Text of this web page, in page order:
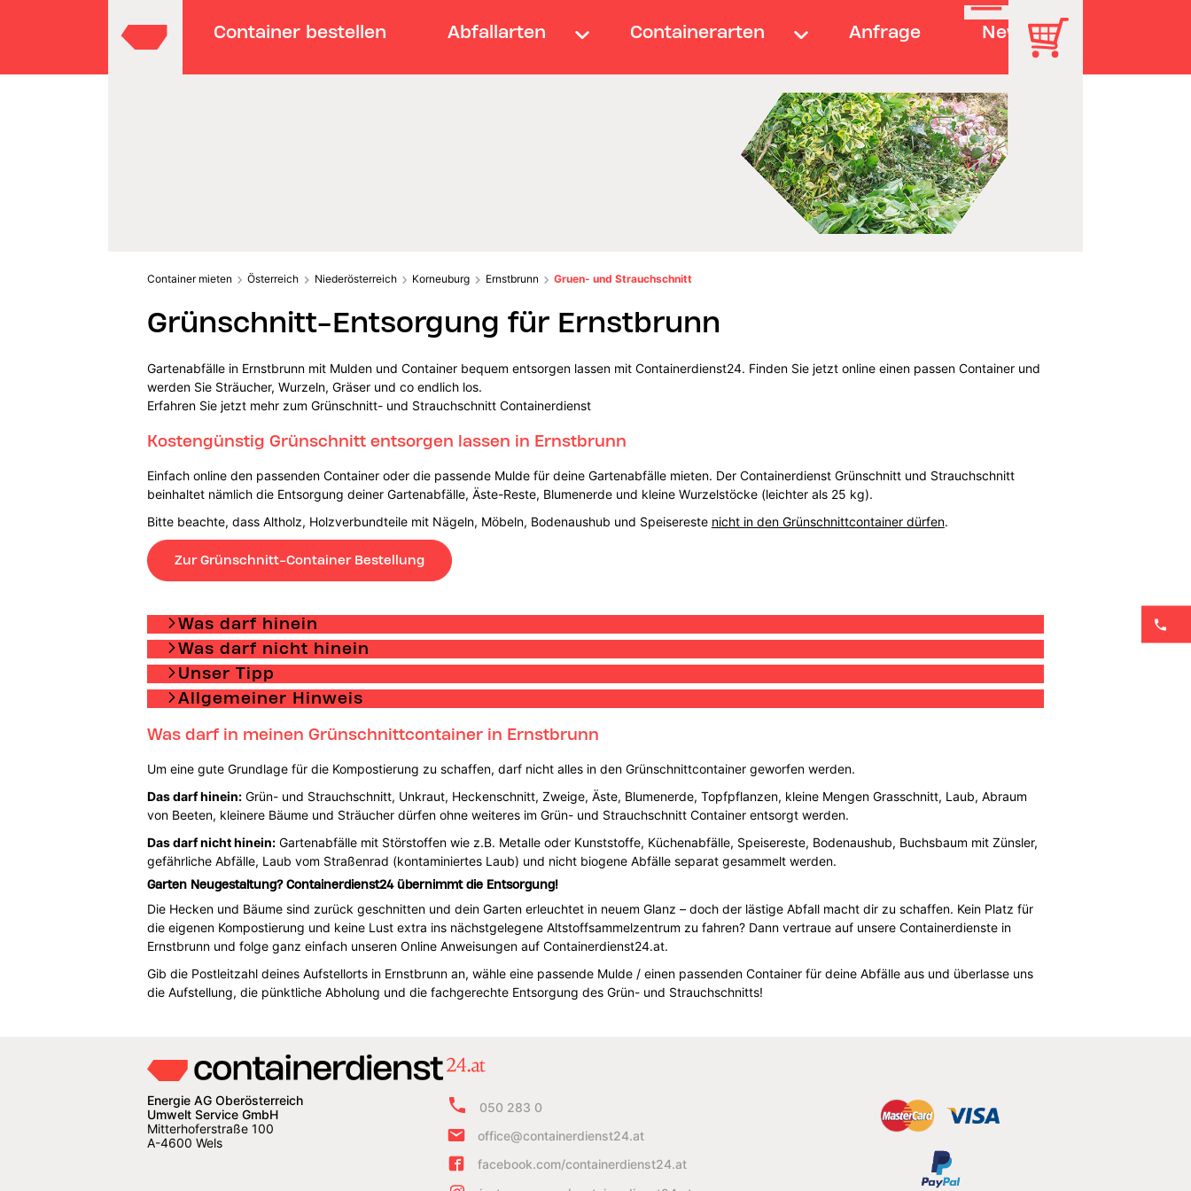
Container bestellen Abfallarten Containerarten Anfrage News
Container mieten Österreich Niederösterreich Korneuburg Ernstbrunn Gruen- und Strauchschnitt
Grünschnitt-Entsorgung für Ernstbrunn
Gartenabfälle in Ernstbrunn mit Mulden und Container bequem entsorgen lassen mit Containerdienst24. Finden Sie jetzt online einen passen Container und
werden Sie Sträucher, Wurzeln, Gräser und co endlich los.
Erfahren Sie jetzt mehr zum Grünschnitt- und Strauchschnitt Containerdienst
Kostengünstig Grünschnitt entsorgen lassen in Ernstbrunn
Einfach online den passenden Container oder die passende Mulde für deine Gartenabfälle mieten. Der Containerdienst Grünschnitt und Strauchschnitt
beinhaltet nämlich die Entsorgung deiner Gartenabfälle, Äste-Reste, Blumenerde und kleine Wurzelstöcke (leichter als 25 kg).
Bitte beachte, dass Altholz, Holzverbundteile mit Nägeln, Möbeln, Bodenaushub und Speisereste nicht in den Grünschnittcontainer dürfen.
Zur Grünschnitt-Container Bestellung
Was darf hinein
Was darf nicht hinein
Unser Tipp
Allgemeiner Hinweis
Was darf in meinen Grünschnittcontainer in Ernstbrunn
Um eine gute Grundlage für die Kompostierung zu schaffen, darf nicht alles in den Grünschnittcontainer geworfen werden.
Das darf hinein:Grün- und Strauchschnitt, Unkraut, Heckenschnitt, Zweige, Äste, Blumenerde, Topfpflanzen, kleine Mengen Grasschnitt, Laub, Abraum
von Beeten, kleinere Bäume und Sträucher dürfen ohne weiteres im Grün- und Strauchschnitt Container entsorgt werden.
Das darf nicht hinein:Gartenabfälle mit Störstoffen wie z.B. Metalle oder Kunststoffe, Küchenabfälle, Speisereste, Bodenaushub, Buchsbaum mit Zünsler,
gefährliche Abfälle, Laub vom Straßenrad (kontaminiertes Laub) und nicht biogene Abfälle separat gesammelt werden.
Garten Neugestaltung? Containerdienst24 übernimmt die Entsorgung!
Die Hecken und Bäume sind zurück geschnitten und dein Garten erleuchtet in neuem Glanz – doch der lästige Abfall macht dir zu schaffen. Kein Platz für
die eigenen Kompostierung und keine Lust extra ins nächstgelegene Altstoffsammelzentrum zu fahren? Dann vertraue auf unsere Containerdienste in
Ernstbrunn und folge ganz einfach unseren Online Anweisungen auf Containerdienst24.at.
Gib die Postleitzahl deines Aufstellorts in Ernstbrunn an, wähle eine passende Mulde / einen passenden Container für deine Abfälle aus und überlasse uns
die Aufstellung, die pünktliche Abholung und die fachgerechte Entsorgung des Grün- und Strauchschnitts!
Energie AG Oberösterreich
Umwelt Service GmbH
Mitterhoferstraße 100
A-4600 Wels
050 283 0
office@containerdienst24.at
facebook.com/containerdienst24.at